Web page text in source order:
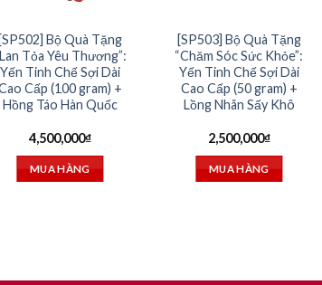
Bộ Quà Tặng
Tỏa Yêu Thương”:
Yến Tinh Chế Sợi Dài
Cấp (100 gram) +
Hồng Táo Hàn Quốc
4,500,000₫
MUA HÀNG
[SP503] Bộ Quà Tặng
“Chăm Sóc Sức Khỏe”:
Yến Tinh Chế Sợi Dài
Cao Cấp (50 gram) +
Lồng Nhãn Sấy Khô
2,500,000₫
MUA HÀNG